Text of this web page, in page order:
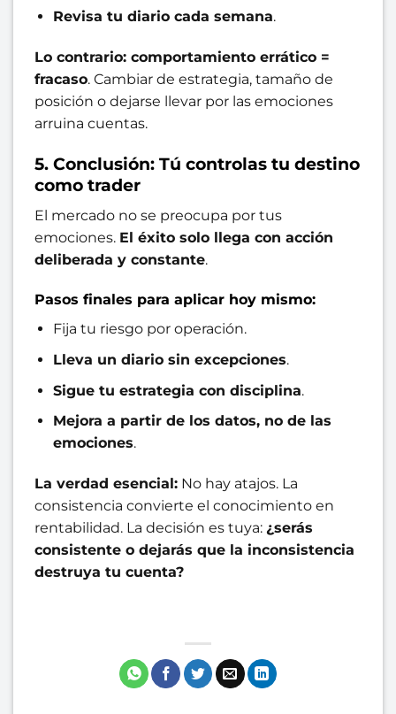
Revisa tu diario cada semana.
Lo contrario: comportamiento errático =
fracaso. Cambiar de estrategia, tamaño de
posición o dejarse llevar por las emociones
arruina cuentas.
5. Conclusión: Tú controlas tu destino
como trader
El mercado no se preocupa por tus
emociones. El éxito solo llega con acción
deliberada y constante.
Pasos finales para aplicar hoy mismo:
Fija tu riesgo por operación.
Lleva un diario sin excepciones.
Sigue tu estrategia con disciplina.
Mejora a partir de los datos, no de las
emociones.
La verdad esencial: No hay atajos. La
consistencia convierte el conocimiento en
rentabilidad. La decisión es tuya: ¿serás
consistente o dejarás que la inconsistencia
destruya tu cuenta?